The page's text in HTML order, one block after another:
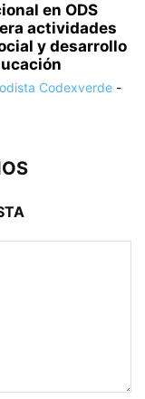
en ODS
actividades
y desarrollo
Codexverde -